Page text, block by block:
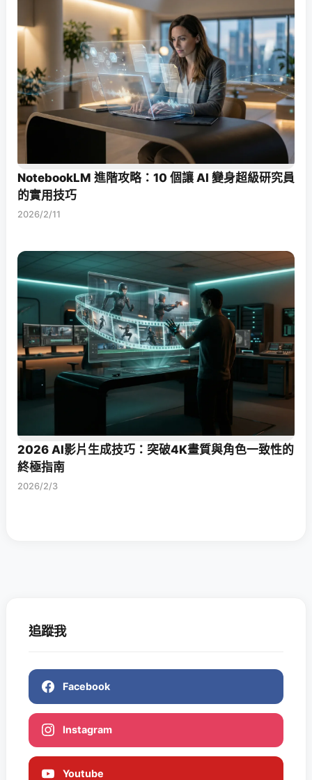
NotebookLM 進階攻略：10 個讓 AI 變身超級研究員
的實用技巧
2026/2/11
2026 AI影片生成技巧：突破4K畫質與角色一致性的
終極指南
2026/2/3
追蹤我
Facebook
Instagram
Youtube